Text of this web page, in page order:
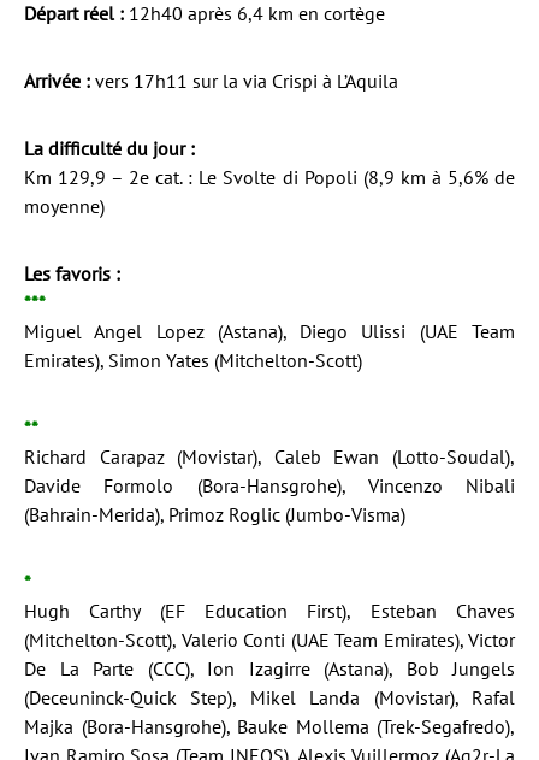
Départ réel : 12h40 après 6,4 km en cortège
Arrivée : vers 17h11 sur la via Crispi à L’Aquila
La difficulté du jour :
Km 129,9 – 2e cat. : Le Svolte di Popoli (8,9 km à 5,6% de
moyenne)
Les favoris :
***
Miguel Angel Lopez (Astana), Diego Ulissi (UAE Team
Emirates), Simon Yates (Mitchelton-Scott)
**
Richard Carapaz (Movistar), Caleb Ewan (Lotto-Soudal),
Davide Formolo (Bora-Hansgrohe), Vincenzo Nibali
(Bahrain-Merida), Primoz Roglic (Jumbo-Visma)
*
Hugh Carthy (EF Education First), Esteban Chaves
(Mitchelton-Scott), Valerio Conti (UAE Team Emirates), Victor
De La Parte (CCC), Ion Izagirre (Astana), Bob Jungels
(Deceuninck-Quick Step), Mikel Landa (Movistar), Rafal
Majka (Bora-Hansgrohe), Bauke Mollema (Trek-Segafredo),
Ivan Ramiro Sosa (Team INEOS), Alexis Vuillermoz (Ag2r-La